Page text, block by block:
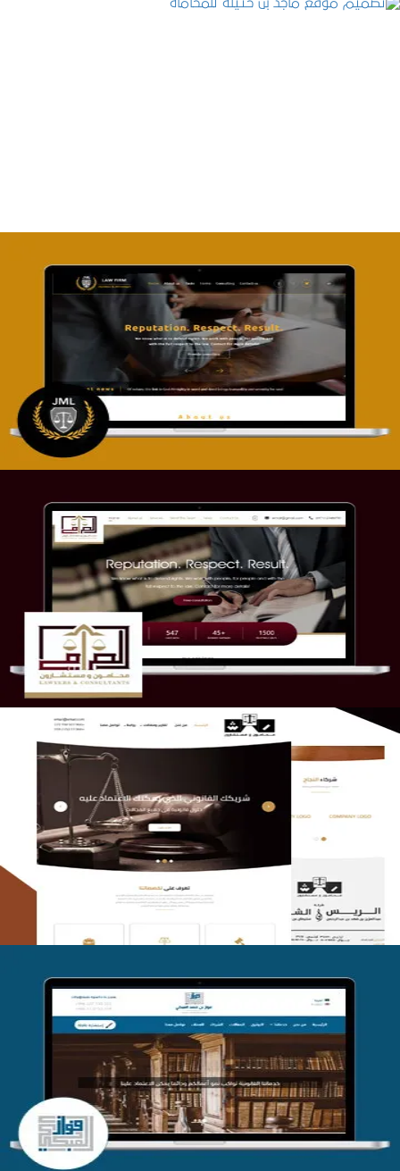
تصميم موقع آل جبار والمزارقة للمحاماة
التفاصيل
موقع الصرامي للمحاماة
التفاصيل
الريس والشعلان للمحاماة
التفاصيل
موقع فواز المبكي للمحاماة
التفاصيل